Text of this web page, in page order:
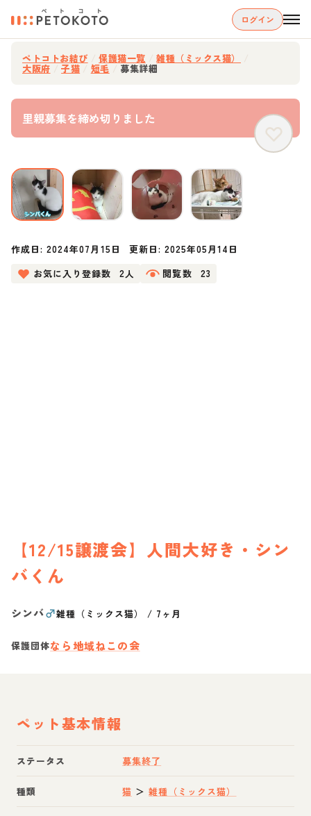
ログイン
ペトコトお結び 保護猫一覧 雑種（ミックス猫）
大阪府 子猫 短毛 募集詳細
里親募集を締め切りました
作成日:2024年07月15日 更新日: 2025年05月14日
お気に入り登録数
2人 閲覧数 23
【12/15譲渡会】人間大好き・シン
バくん
シンバ♂雑種（ミックス猫） / 7ヶ月
保護団体なら地域ねこの会
ペット基本情報
ステータス 募集終了
種類 猫 ＞雑種（ミックス猫）